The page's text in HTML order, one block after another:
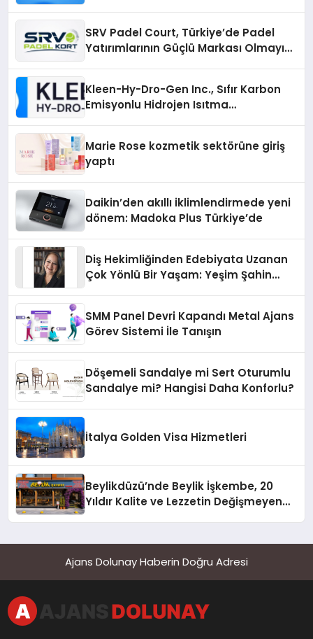
SRV Padel Court, Türkiye’de Padel
Yatırımlarının Güçlü Markası Olmayı
Kleen-Hy-Dro-Gen Inc., Sıfır Karbon
Emisyonlu Hidrojen Isıtma
Marie Rose kozmetik sektörüne giriş
yaptı
Daikin’den akıllı iklimlendirmede yeni
dönem: Madoka Plus Türkiye’de
Diş Hekimliğinden Edebiyata Uzanan
Çok Yönlü Bir Yaşam: Yeşim Şahin
SMM Panel Devri Kapandı Metal Ajans
Görev Sistemi İle Tanışın
Döşemeli Sandalye mi Sert Oturumlu
Sandalye mi? Hangisi Daha Konforlu?
İtalya Golden Visa Hizmetleri
Beylikdüzü’nde Beylik İşkembe, 20
Yıldır Kalite ve Lezzetin Değişmeyen
Ajans Dolunay Haberin Doğru Adresi